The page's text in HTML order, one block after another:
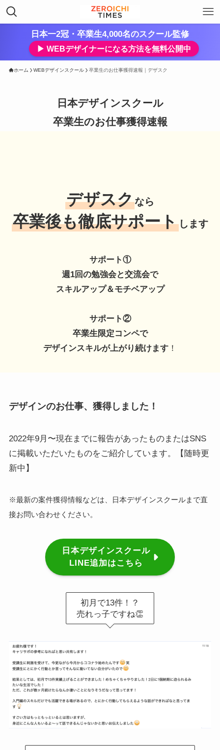
日本一2冠・卒業生4,000名のスクール監修
▶︎ WEBデザイナーになる方法を無料公開中
ホーム WEBデザインスクール 卒業生のお仕事獲得速報｜デザスク
日本デザインスクール
卒業生のお仕事獲得速報
デザスクなら
卒業後も徹底サポートします
サポート①
週1回の勉強会と交流会で
スキルアップ＆モチベアップ
サポート②
卒業生限定コンペで
デザインスキルが上がり続けます ！
デザインのお仕事、獲得しました！
2022年9月〜現在までに報告があったものまたはSNS
に掲載いただいたものをご紹介しています。【随時更
新中】
※最新の案件獲得情報などは、日本デザインスクールまで直
接お問い合わせください。
日本デザインスクール
LINE追加はこちら
初月で13件！？
売れっ子ですね👏